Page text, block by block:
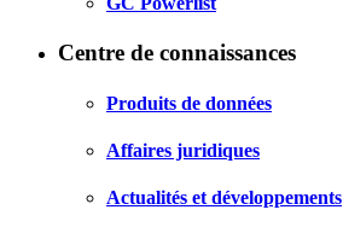
Centre de connaissances
Produits de données
Affaires juridiques
Actualités et développements